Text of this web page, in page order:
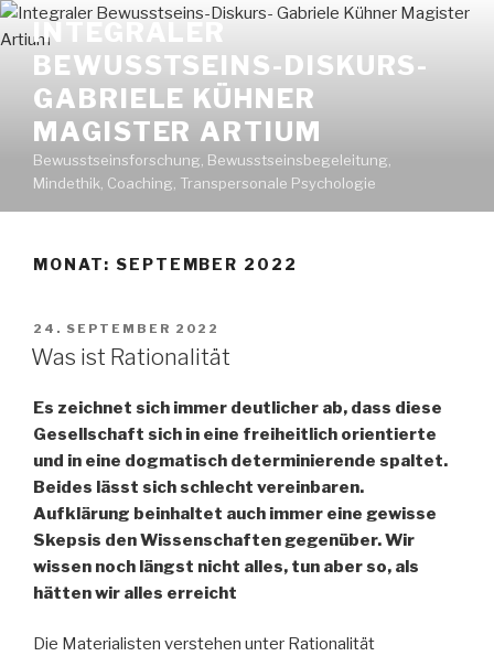
Zum
Inhalt
springen
INTEGRALER
BEWUSSTSEINS-DISKURS-
GABRIELE KÜHNER
MAGISTER ARTIUM
Bewusstseinsforschung, Bewusstseinsbegeleitung,
Mindethik, Coaching, Transpersonale Psychologie
MONAT: SEPTEMBER 2022
VERÖFFENTLICHT
AM
24. SEPTEMBER 2022
Was ist Rationalität
Es zeichnet sich immer deutlicher ab, dass diese
Gesellschaft sich in eine freiheitlich orientierte
und in eine dogmatisch determinierende spaltet.
Beides lässt sich schlecht vereinbaren.
Aufklärung beinhaltet auch immer eine gewisse
Skepsis den Wissenschaften gegenüber. Wir
wissen noch längst nicht alles, tun aber so, als
hätten wir alles erreicht
Die Materialisten verstehen unter Rationalität